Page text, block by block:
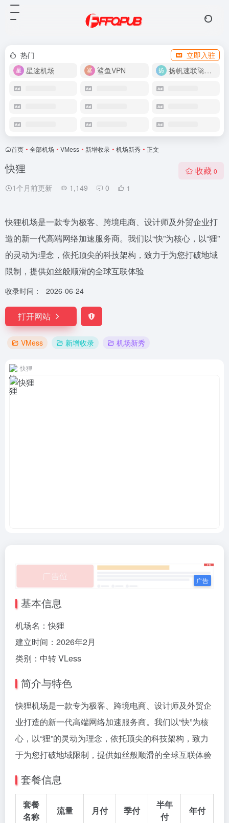
热门
立即入驻
星途机场
鲨鱼VPN 扬帆速联🚀很快
首页 • 全部机场 • VMess • 新增收录 • 机场新秀 • 正文
快狸
1个月前更新 1,149 0 1
收藏 0
快狸机场是一款专为极客、跨境电商、设计师及外贸企业打
造的新一代高端网络加速服务商。我们以“快”为核心，以“狸”
的灵动为理念，依托顶尖的科技架构，致力于为您打破地域
限制，提供如丝般顺滑的全球互联体验
收录时间： 2026-06-24
打开网站
VMess 新增收录 机场新秀
快狸
基本信息
机场名：快狸
建立时间：2026年2月
类别： 中转VLess
简介与特色
快狸机场是一款专为极客、跨境电商、设计师及外贸企
业打造的新一代高端网络加速服务商。我们以“快”为核
心，以“狸”的灵动为理念，依托顶尖的科技架构，致力
于为您打破地域限制，提供如丝般顺滑的全球互联体验
套餐信息
套餐
名称
流量 月付 季付
半年
付
年付